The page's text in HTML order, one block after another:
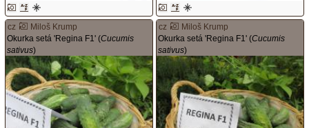
cz
Miloš Krump
Okurka setá 'Regina F1' (Cucumis
sativus)
cz
Miloš Krump
Okurka setá 'Regina F1' (Cucumis
sativus)